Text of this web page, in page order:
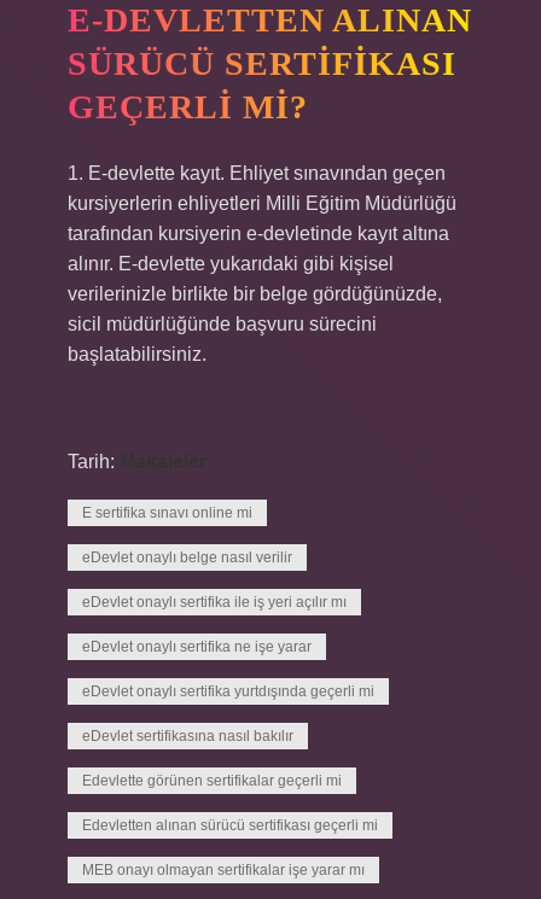
E-DEVLETTEN ALINAN
SÜRÜCÜ SERTIFIKASI
GEÇERLI MI?
1. E-devlette kayıt. Ehliyet sınavından geçen
kursiyerlerin ehliyetleri Milli Eğitim Müdürlüğü
tarafından kursiyerin e-devletinde kayıt altına
alınır. E-devlette yukarıdaki gibi kişisel
verilerinizle birlikte bir belge gördüğünüzde,
sicil müdürlüğünde başvuru sürecini
başlatabilirsiniz.
Tarih:
E sertifika sınavı online mi
eDevlet onaylı belge nasıl verilir
eDevlet onaylı sertifika ile iş yeri açılır mı
eDevlet onaylı sertifika ne işe yarar
eDevlet onaylı sertifika yurtdışında geçerli mi
eDevlet sertifikasına nasıl bakılır
Edevlette görünen sertifikalar geçerli mi
Edevletten alınan sürücü sertifikası geçerli mi
MEB onayı olmayan sertifikalar işe yarar mı